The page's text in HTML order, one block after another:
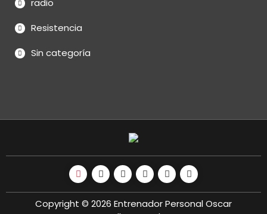
radio
Resistencia
Sin categoría
Copyright © 2026 Entrenador Personal Oscar